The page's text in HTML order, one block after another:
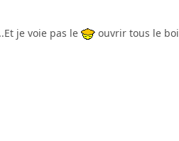
je voie pas le ouvrir tous le